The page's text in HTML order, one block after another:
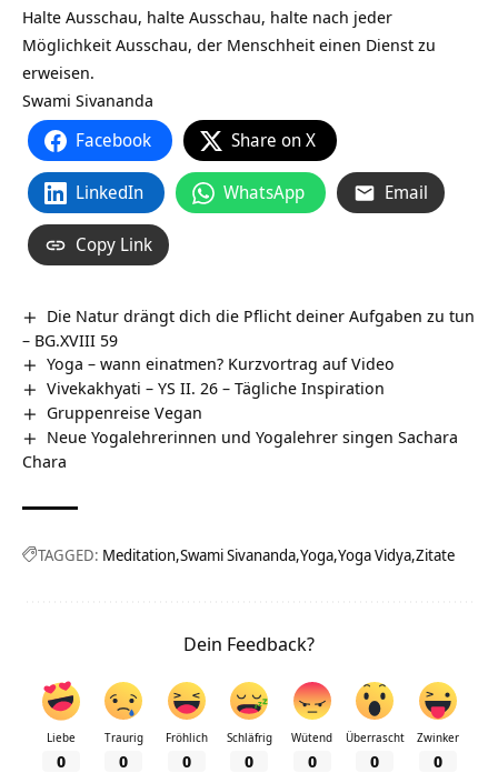
Halte Ausschau, halte Ausschau, halte nach jeder
Möglichkeit Ausschau, der Menschheit einen Dienst zu
erweisen.
Swami Sivananda
Facebook Share on X
LinkedIn WhatsApp Email
Copy Link
Die Natur drängt dich die Pflicht deiner Aufgaben zu tun
– BG.XVIII 59
Yoga – wann einatmen? Kurzvortrag auf Video
Vivekakhyati – YS II. 26 – Tägliche Inspiration
Gruppenreise Vegan
Neue Yogalehrerinnen und Yogalehrer singen Sachara
Chara
TAGGED: Meditation Swami Sivananda Yoga Yoga Vidya Zitate
Dein Feedback?
Liebe
0
Traurig
0
Fröhlich
0
Schläfrig
0
Wütend
0
Überrascht
0
Zwinker
0